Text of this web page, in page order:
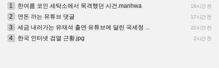
1
한여름 코인 세탁소에서 목격했던 사건.manhwa 16시간 전
2 연돈 까는 유튜브 댓글 17시간 전
3 세금 내러가는 유재석 출연 유튜브에 달린 국세청 ... 22시간 전
4 한국 인터넷 검열 근황.jpg 2시간 전